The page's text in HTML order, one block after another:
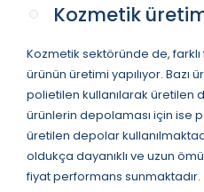
Kozmetik
Kozmetik sektöründe de,
ürünün üretimi yapılıyor. Bazı
polietilen kullanılarak üretilen
ürünlerin depolaması için ise
üretilen depolar
oldukça dayanıklı ve uzun
fiyat performans sunmaktadır.